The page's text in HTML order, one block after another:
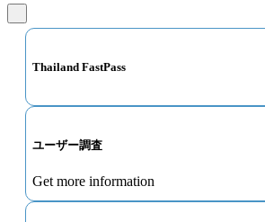
Thailand FastPass
ユーザー調査
Get more information